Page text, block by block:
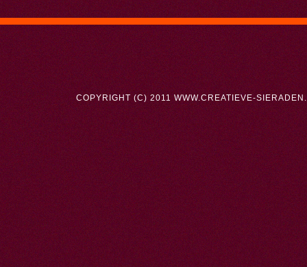
COPYRIGHT (C) 2011 WWW.CREATIEVE-